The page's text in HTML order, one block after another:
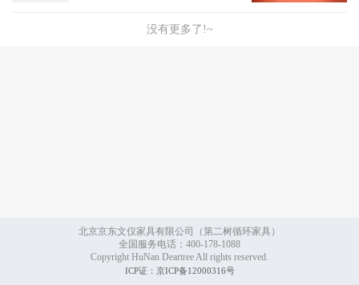
没有更多了!~
北京京东文仪家具有限公司（第二树循环家具）
全国服务电话：400-178-1088
Copyright HuNan Deartree All rights reserved.
ICP证：京ICP备12000316号